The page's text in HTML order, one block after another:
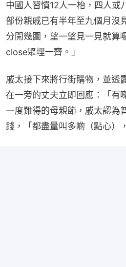
中國人習慣12人一枱，四人或
部份親戚已有半年至九個月沒
分開幾圍，望一望見一見就算
close聚埋一齊。」
戚太接下來將行街購物，並透
在一旁的丈夫立即回應：「有
一度難得的母親節，戚太認為
錢，「都盡量叫多啲（點心）